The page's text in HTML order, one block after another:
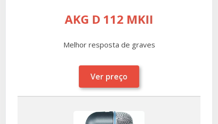
AKG D 112 MKII
Melhor resposta de graves
Ver preço